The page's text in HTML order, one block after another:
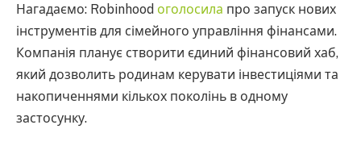
Нагадаємо: Robinhood оголосила про запуск нових
інструментів для сімейного управління фінансами.
Компанія планує створити єдиний фінансовий хаб,
який дозволить родинам керувати інвестиціями та
накопиченнями кількох поколінь в одному
застосунку.